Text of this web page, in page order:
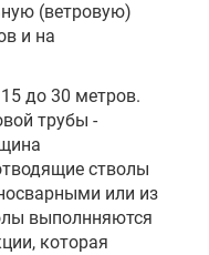
(ветровую)
и на
до 30 метров.
трубы -
стволы
или из
выполнняются
которая